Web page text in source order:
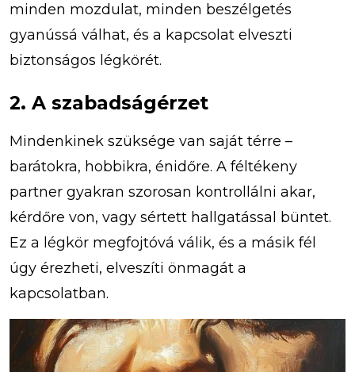
minden mozdulat, minden beszélgetés
gyanússá válhat, és a kapcsolat elveszti
biztonságos légkörét.
2. A szabadságérzet
Mindenkinek szüksége van saját térre –
barátokra, hobbikra, énidőre. A féltékeny
partner gyakran szorosan kontrollálni akar,
kérdőre von, vagy sértett hallgatással büntet.
Ez a légkör megfojtóvá válik, és a másik fél
úgy érezheti, elveszíti önmagát a
kapcsolatban.